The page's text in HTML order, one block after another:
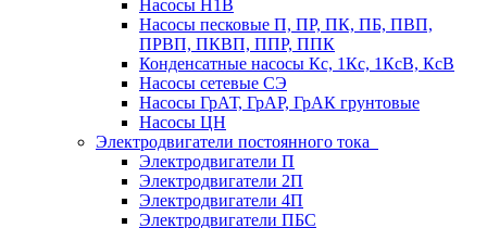
Насосы Н1В
Насосы песковые П, ПР, ПК, ПБ, ПВП,
ПРВП, ПКВП, ППР, ППК
Конденсатные насосы Кс, 1Кс, 1КсВ, КсВ
Насосы сетевые СЭ
Насосы ГрАТ, ГрАР, ГрАК грунтовые
Насосы ЦН
Электродвигатели постоянного тока
Электродвигатели П
Электродвигатели 2П
Электродвигатели 4П
Электродвигатели ПБС